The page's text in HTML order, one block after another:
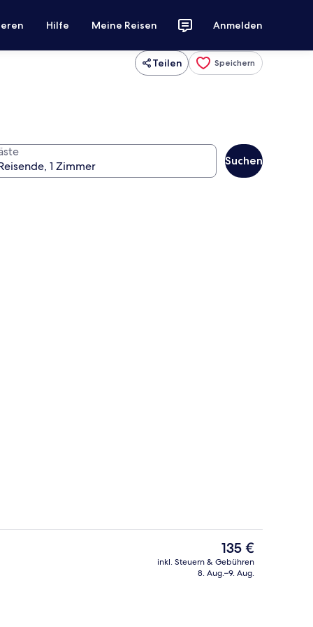
Hilfe Meine Reisen Anmelden
Teilen Speichern
Suchen
Der
aktuelle
Preis
135 €
inkl. Steuern & Gebühren
8. Aug.–9. Aug.